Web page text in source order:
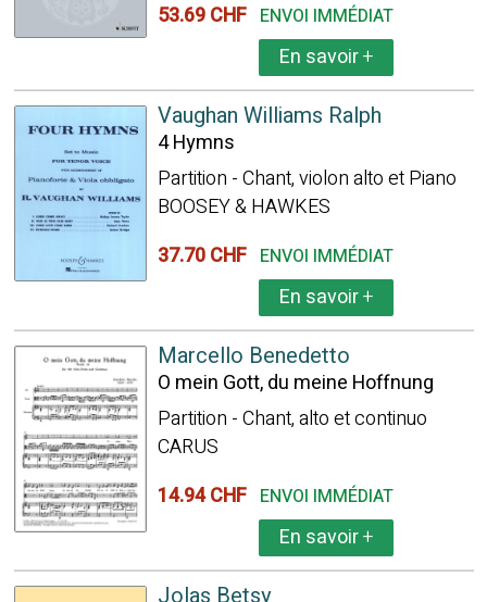
53.69 CHF ENVOI IMMÉDIAT
En savoir+
Vaughan Williams Ralph
4 Hymns
Partition - Chant, violon alto et Piano
BOOSEY & HAWKES
37.70 CHF ENVOI IMMÉDIAT
En savoir+
Marcello Benedetto
O mein Gott, du meine Hoffnung
Partition - Chant, alto et continuo
CARUS
14.94 CHF ENVOI IMMÉDIAT
En savoir+